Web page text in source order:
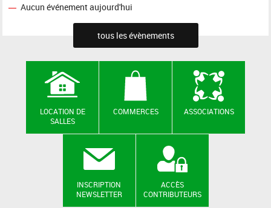
Aucun événement aujourd'hui
tous les évènements
LOCATION DE
SALLES
COMMERCES ASSOCIATIONS
INSCRIPTION
NEWSLETTER
ACCÈS
CONTRIBUTEURS